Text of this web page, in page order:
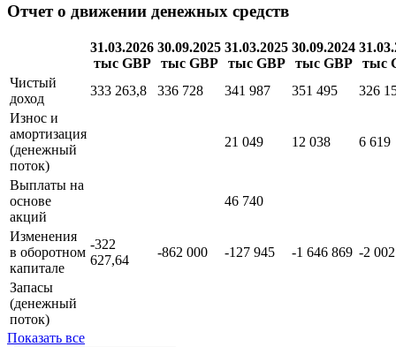
Отчет о движении денежных средств
31.03.2026
тыс GBP
30.09.2025
тыс GBP
31.03.2025
тыс GBP
30.09.2024
тыс GBP
тыс
Чистый
доход
333 263,8 336 728 341 987 351 495
326
Износ и
амортизация
(денежный
поток)
21 049 12 038 6 619
Выплаты на
основе
акций
46 740
Изменения
в оборотном
капитале
-322
627,64
-862 000 -127 945 -1 646 869 -2
Запасы
(денежный
поток)
Показать все